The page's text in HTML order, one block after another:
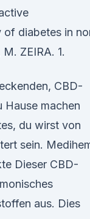
of diabetes in
ZEIRA. 1.
CBD-
Hause machen
du wirst von
sein.
Dieser CBD-
aus. Dies